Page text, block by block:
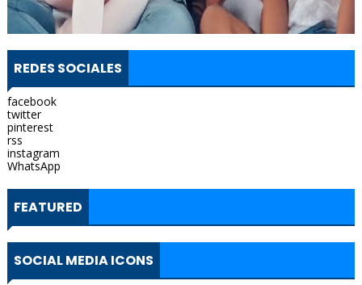
REDES SOCIALES
facebook
twitter
pinterest
rss
instagram
WhatsApp
FEATURED
SOCIAL MEDIA ICONS